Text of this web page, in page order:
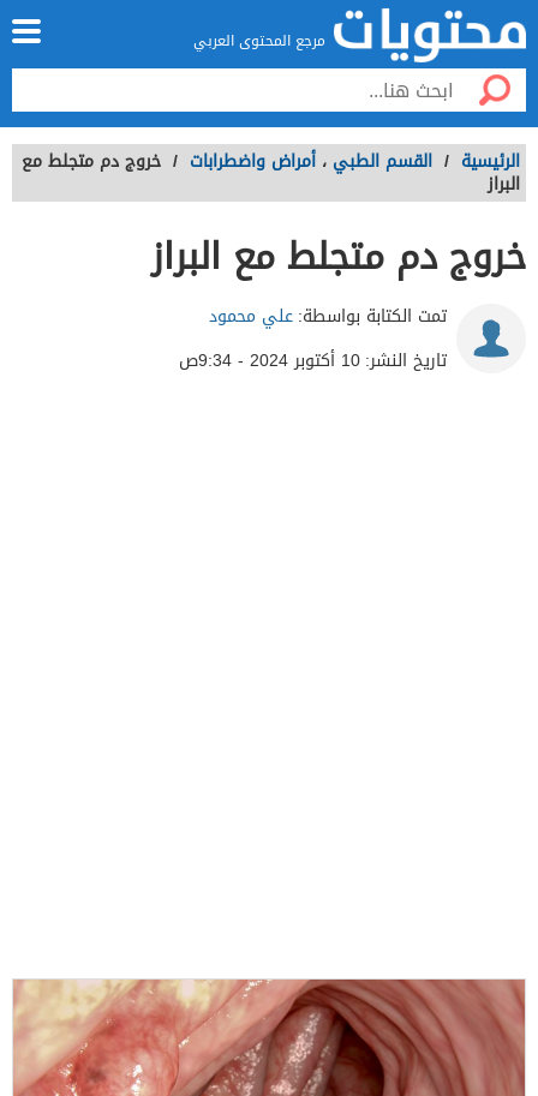
مرجع المحتوى العربي
الرئيسية / القسم الطبي ، أمراض واضطرابات / خروج دم متجلط مع
البراز
خروج دم متجلط مع البراز
تمت الكتابة بواسطة:علي محمود
تاريخ النشر:10 أكتوبر 2024 - 9:34ص